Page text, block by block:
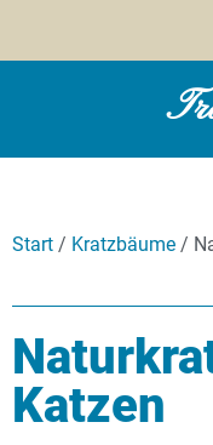
Start / Kratzbäume /
Katzen